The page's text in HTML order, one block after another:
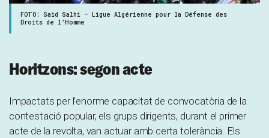
FOTO: Said Salhi – Ligue Algérienne pour la Défense des
Droits de l’Homme
Horitzons: segon acte
Impactats per l’enorme capacitat de convocatòria de la
contestació popular, els grups dirigents, durant el primer
acte de la revolta, van actuar amb certa tolerància. Els